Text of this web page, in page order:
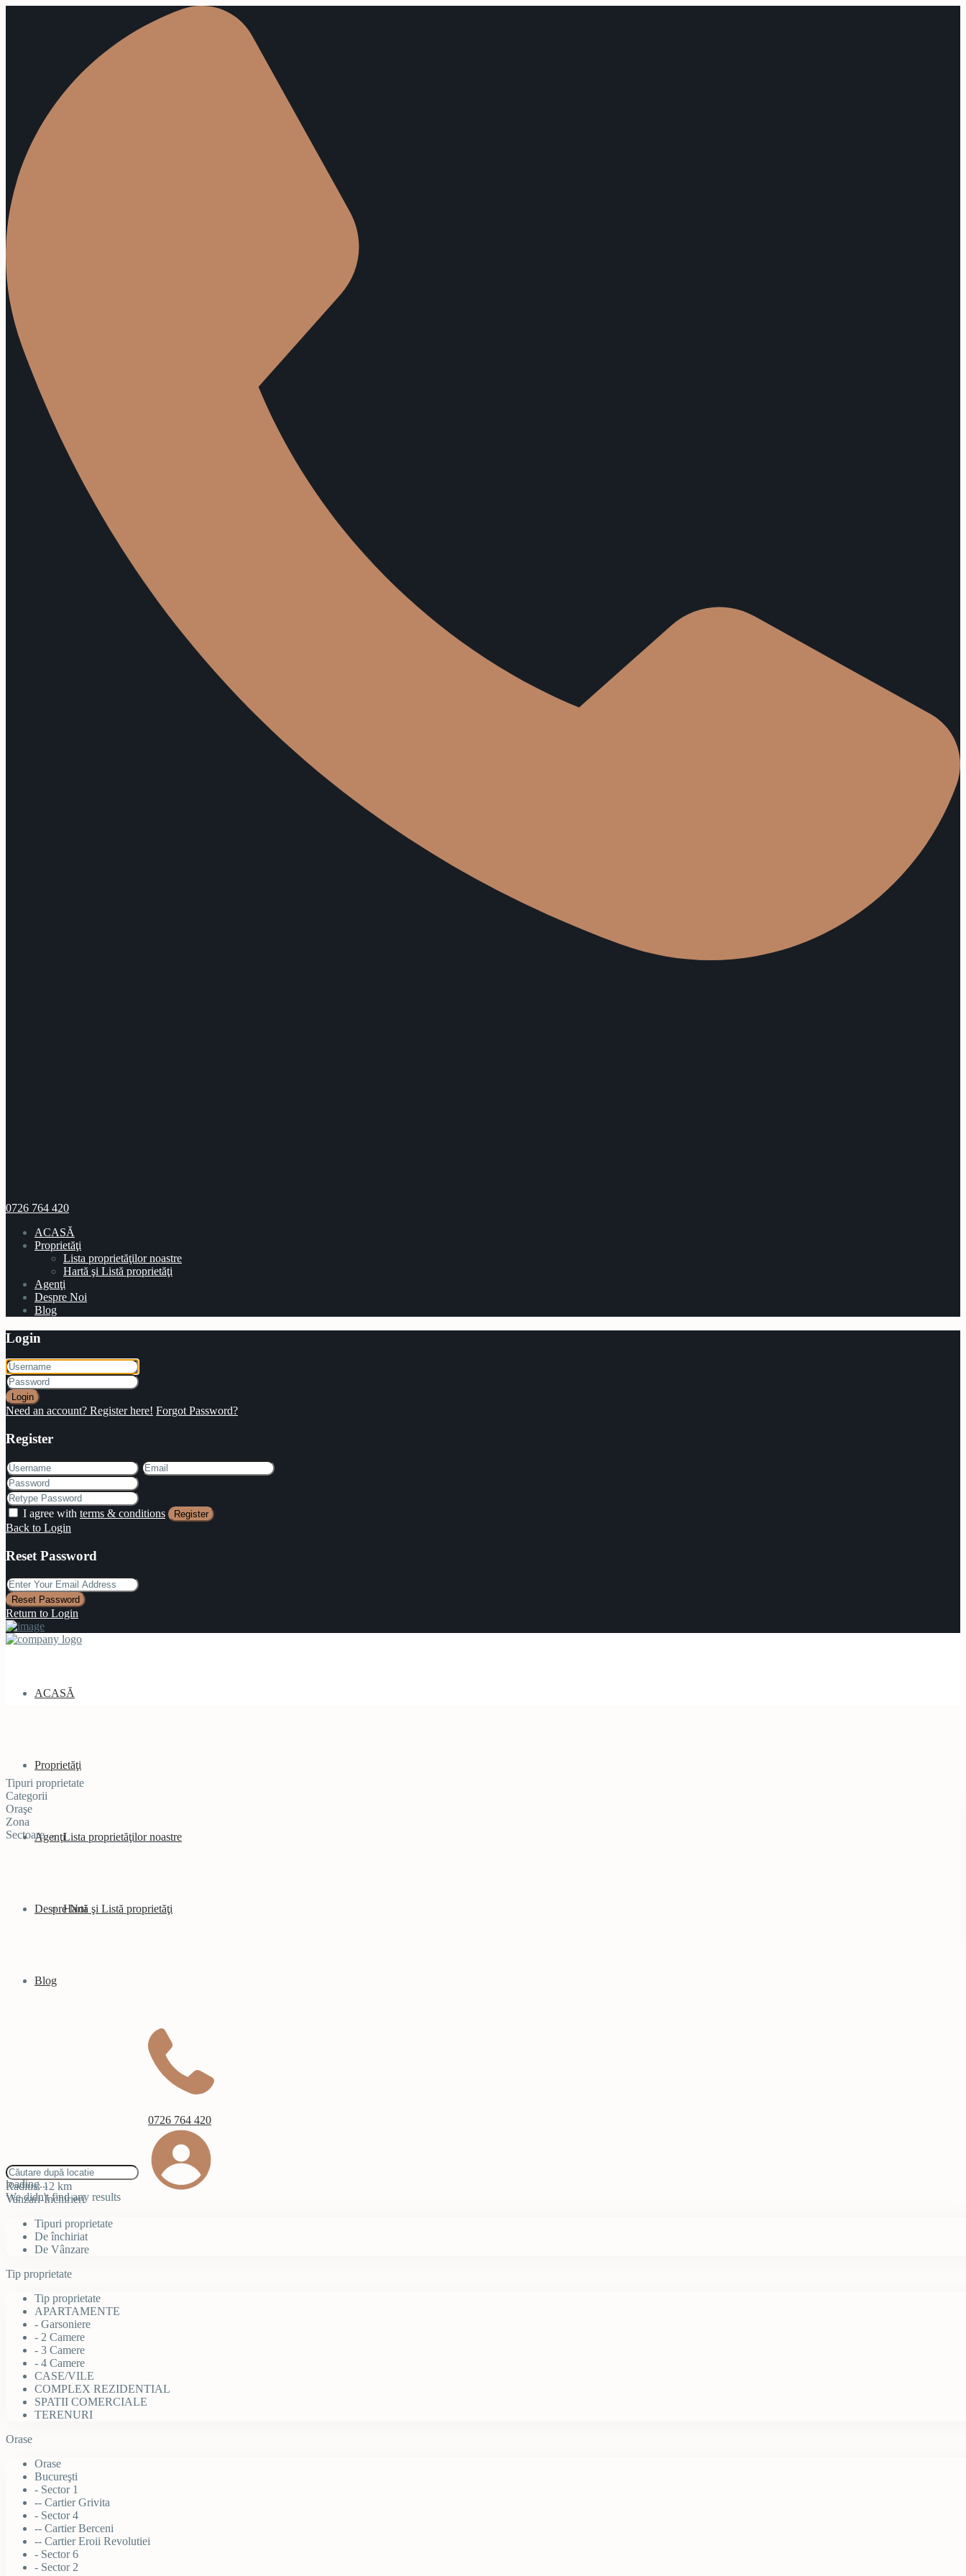
0726 764 420
ACASĂ
Proprietăţi
Lista proprietăţilor noastre
Hartă şi Listă proprietăţi
Agenţi
Despre Noi
Blog
Login
Login
Need an account? Register here! Forgot Password?
Register
I agree with terms & conditions Register
Back to Login
Reset Password
Reset Password
Return to Login
ACASĂ
Proprietăţi
Lista proprietăţilor noastre
Hartă şi Listă proprietăţi
Agenţi
Despre Noi
Blog
0726 764 420
Tipuri proprietate
Categorii
Oraşe
Zona
Sectoare
click to enable zoom
loading...
We didn't find any results
Radius:12 km
Vanzari-Inchirieri
Tipuri proprietate
De închiriat
De Vânzare
Tip proprietate
Tip proprietate
APARTAMENTE
- Garsoniere
- 2 Camere
- 3 Camere
- 4 Camere
CASE/VILE
COMPLEX REZIDENTIAL
SPATII COMERCIALE
TERENURI
Orase
Orase
Bucureşti
- Sector 1
-- Cartier Grivita
- Sector 4
-- Cartier Berceni
-- Cartier Eroii Revolutiei
- Sector 6
- Sector 2